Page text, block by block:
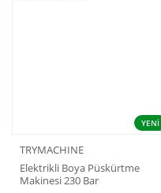
YENİ
TRYMACHINE
Elektrikli Boya Püskürtme
Makinesi 230 Bar